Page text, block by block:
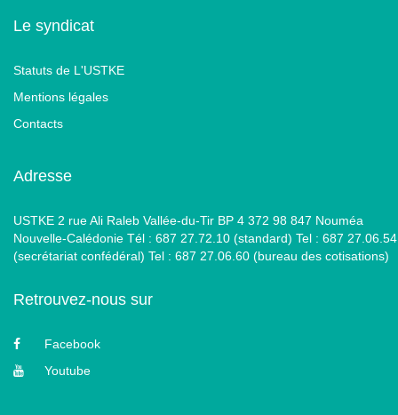
Le syndicat
Statuts de L'USTKE
Mentions légales
Contacts
Adresse
USTKE 2 rue Ali Raleb Vallée-du-Tir BP 4 372 98 847 Nouméa
Nouvelle-Calédonie Tél : 687 27.72.10 (standard) Tel : 687 27.06.54
(secrétariat confédéral) Tel : 687 27.06.60 (bureau des cotisations)
Retrouvez-nous sur
Facebook
Youtube